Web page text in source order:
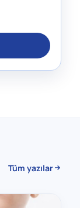
Tüm yazılar